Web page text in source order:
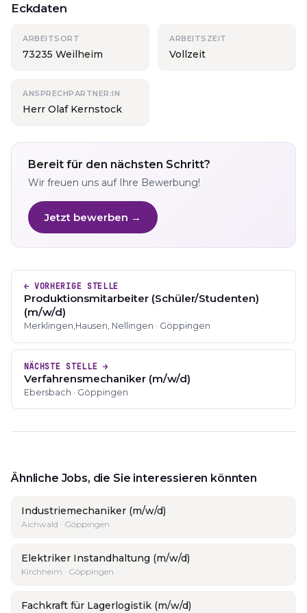
Eckdaten
ARBEITSORT
73235 Weilheim
ARBEITSZEIT
Vollzeit
ANSPRECHPARTNER:IN
Herr Olaf Kernstock
Bereit für den nächsten Schritt?
Wir freuen uns auf Ihre Bewerbung!
Jetzt bewerben →
← VORHERIGE STELLE
Produktionsmitarbeiter (Schüler/Studenten)
(m/w/d)
Merklingen,Hausen, Nellingen · Göppingen
NÄCHSTE STELLE →
Verfahrensmechaniker (m/w/d)
Ebersbach · Göppingen
Ähnliche Jobs, die Sie interessieren könnten
Industriemechaniker (m/w/d)
Aichwald · Göppingen
Elektriker Instandhaltung (m/w/d)
Kirchheim · Göppingen
Fachkraft für Lagerlogistik (m/w/d)